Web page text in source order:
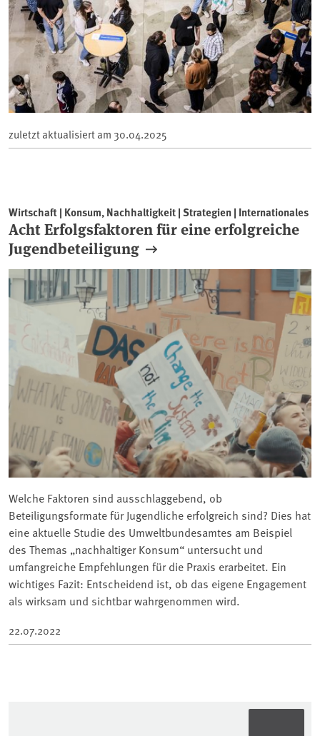
zuletzt aktualisiert am 30.04.2025
Wirtschaft | Konsum, Nachhaltigkeit | Strategien | Internationales
Acht Erfolgsfaktoren für eine erfolgreiche
Jugendbeteiligung
Welche Faktoren sind ausschlaggebend, ob
Beteiligungsformate für Jugendliche erfolgreich sind? Dies hat
eine aktuelle Studie des Umweltbundesamtes am Beispiel
des Themas „nachhaltiger Konsum“ untersucht und
umfangreiche Empfehlungen für die Praxis erarbeitet. Ein
wichtiges Fazit: Entscheidend ist, ob das eigene Engagement
als wirksam und sichtbar wahrgenommen wird.
22.07.2022